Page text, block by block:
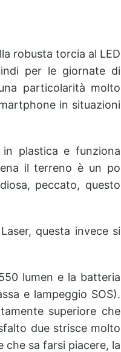
robusta torcia al LED
per le giornate di
particolarità molto
in situazioni
plastica e funziona
il terreno è un po
peccato, questo
questa invece si
lumen e la batteria
e lampeggio SOS).
superiore che
due strisce molto
sa farsi piacere, la